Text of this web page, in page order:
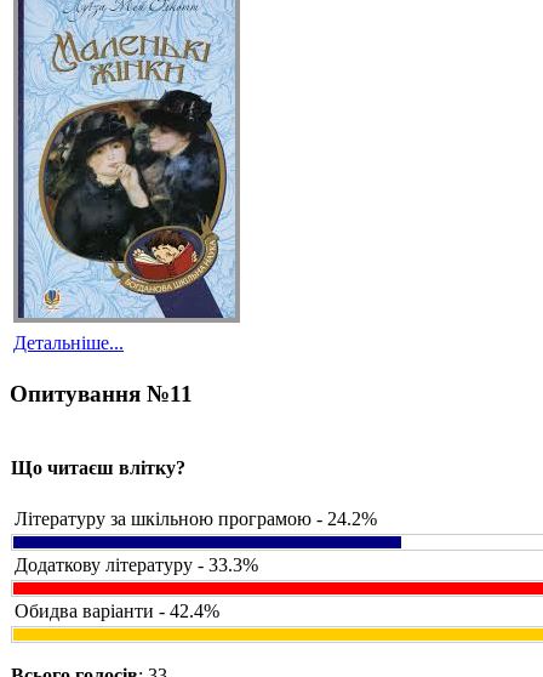
Детальніше...
Опитування №11
Що читаєш влітку?
Літературу за шкільною програмою - 24.2%
Додаткову літературу - 33.3%
Обидва варіанти - 42.4%